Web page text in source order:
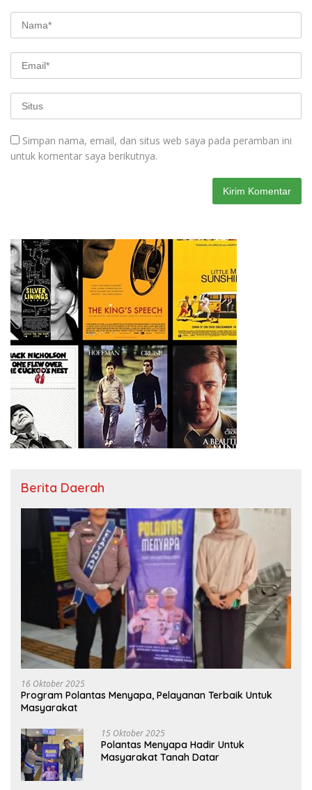
Simpan nama, email, dan situs web saya pada peramban ini
untuk komentar saya berikutnya.
Berita Daerah
16 Oktober 2025
Program Polantas Menyapa, Pelayanan Terbaik Untuk
Masyarakat
15 Oktober 2025
Polantas Menyapa Hadir Untuk
Masyarakat Tanah Datar